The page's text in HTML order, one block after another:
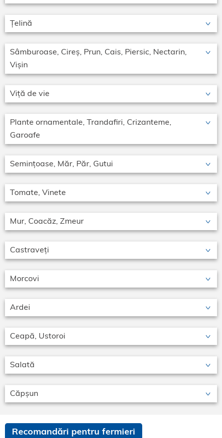
Țelină
Sâmburoase, Cireș, Prun, Cais, Piersic, Nectarin,
Vișin
Viță de vie
Plante ornamentale, Trandafiri, Crizanteme,
Garoafe
Semințoase, Măr, Păr, Gutui
Tomate, Vinete
Mur, Coacăz, Zmeur
Castraveți
Morcovi
Ardei
Ceapă, Ustoroi
Salată
Căpșun
Recomandări pentru fermieri